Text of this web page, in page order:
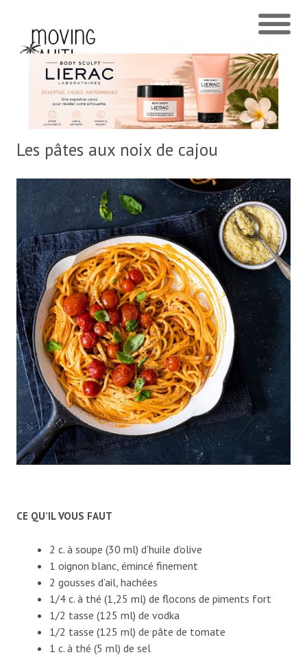
Les pâtes aux noix de cajou
CE QU’IL VOUS FAUT
2 c. à soupe (30 ml) d’huile d’olive
1 oignon blanc, émincé finement
2 gousses d’ail, hachées
1/4 c. à thé (1,25 ml) de flocons de piments fort
1/2 tasse (125 ml) de vodka
1/2 tasse (125 ml) de pâte de tomate
1 c. à thé (5 ml) de sel